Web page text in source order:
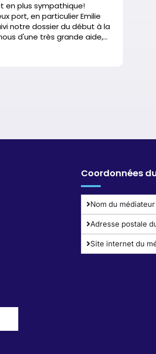
en plus sympathique!
port, en particulier Emilie
notre dossier du début à la
d'une très grande aide,
un an qu'ont duré nos
achat: contacts
Coordonnées
Nom du médiateur
Adresse postale
Site internet du